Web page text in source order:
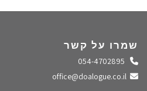
שמרו על קשר
התקשרו אלינו
שלחו מייל